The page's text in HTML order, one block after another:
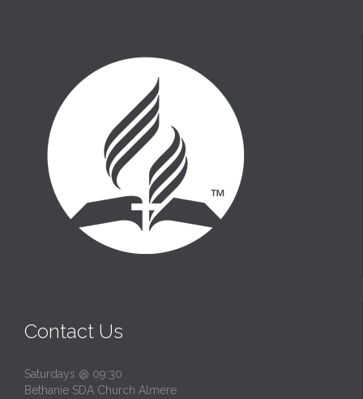
Contact Us
Saturdays @ 09:30
Bethanie SDA Church Almere